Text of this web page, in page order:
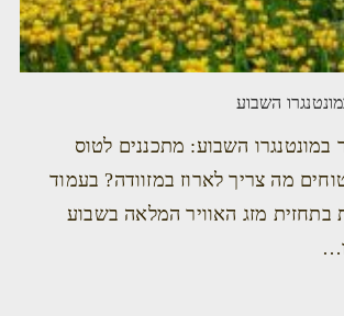
השבוע
במונטנגרו השבוע: מתכננים לטוס
מה צריך לארוז במזוודה? בעמוד
בתחזית מזג האוויר המלאה בשבוע